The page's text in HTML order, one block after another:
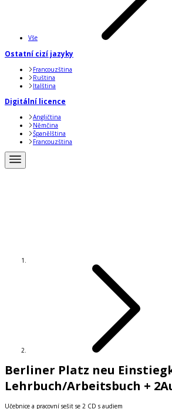
Vše
Ostatní cizí jazyky
Francouzština
Ruština
Italština
Digitální licence
Angličtina
Němčina
Španělština
Francouzština
Berliner Platz neu
Lehrbuch/Arbeitsbuch +
Učebnice a pracovní sešit se 2 CD s audiem